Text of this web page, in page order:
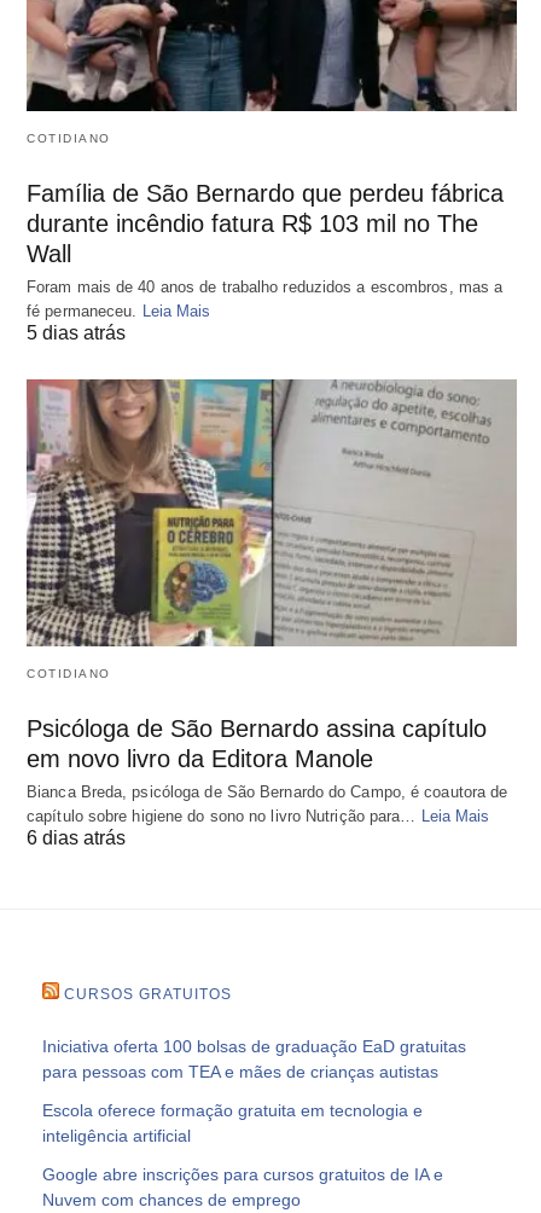
COTIDIANO
Família de São Bernardo que perdeu fábrica
durante incêndio fatura R$ 103 mil no The
Wall
Foram mais de 40 anos de trabalho reduzidos a escombros, mas a
fé permaneceu. Leia Mais
5 dias atrás
COTIDIANO
Psicóloga de São Bernardo assina capítulo
em novo livro da Editora Manole
Bianca Breda, psicóloga de São Bernardo do Campo, é coautora de
capítulo sobre higiene do sono no livro Nutrição para…
Leia Mais
6 dias atrás
CURSOS GRATUITOS
Iniciativa oferta 100 bolsas de graduação EaD gratuitas
para pessoas com TEA e mães de crianças autistas
Escola oferece formação gratuita em tecnologia e
inteligência artificial
Google abre inscrições para cursos gratuitos de IA e
Nuvem com chances de emprego